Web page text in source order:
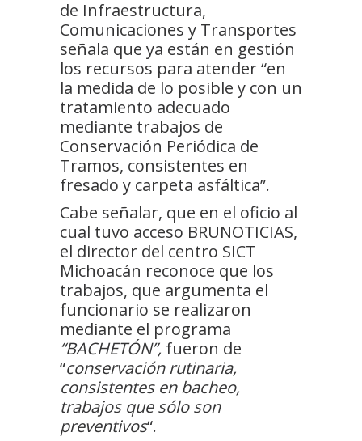
de Infraestructura,
Comunicaciones y Transportes
señala que ya están en gestión
los recursos para atender “en
la medida de lo posible y con un
tratamiento adecuado
mediante trabajos de
Conservación Periódica de
Tramos, consistentes en
fresado y carpeta asfáltica”.
Cabe señalar, que en el oficio al
cual tuvo acceso BRUNOTICIAS,
el director del centro SICT
Michoacán reconoce que los
trabajos, que argumenta el
funcionario se realizaron
mediante el programa
“BACHETÓN”, fueron de
“conservación rutinaria,
consistentes en bacheo,
trabajos que sólo son
preventivos“.